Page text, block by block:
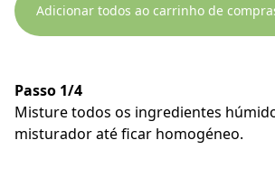
Adicionar todos ao carrinho de
Passo 1/4
Misture todos os ingredientes
misturador até ficar homogéneo.